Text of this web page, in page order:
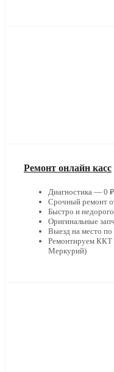
Ремонт онлайн касс
Диагностика — 0 ₽
Срочный ремонт
Быстро и недорого
Оригинальные
Выезд на место по
Ремонтируем
Меркурий)